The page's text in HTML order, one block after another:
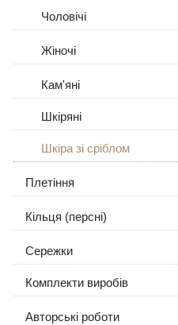
Знаки зодіаку
У вигляді собаки
Чоловічі
Великі
Жіночі
Великі / Товсті
Жіночі
Чоловічі
Великі / Товсті
Жіночі
З камінням
Кам'яні
Шкіряні
Шкіра зі сріблом
Плетіння
Ручна в'язка
Рамзес
Бісмарк
Якірне (якір) з гранями
Лиття
Кільця (персні)
Чоловічі
З черепом
З вовком
Жіночі
З камінням
Сережки
Комплекти виробів
Сережки і кільце
Авторські роботи